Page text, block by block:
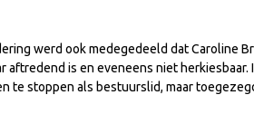
werd ook medegedeeld dat Caroline
aftredend is en eveneens niet
te stoppen als bestuurslid, maar